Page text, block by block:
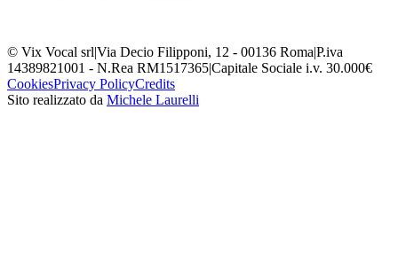
© Vix Vocal srl|Via Decio Filipponi, 12 - 00136 Roma|P.iva
14389821001 - N.Rea RM1517365|Capitale Sociale i.v. 30.000€
CookiesPrivacy PolicyCredits
Sito realizzato da Michele Laurelli